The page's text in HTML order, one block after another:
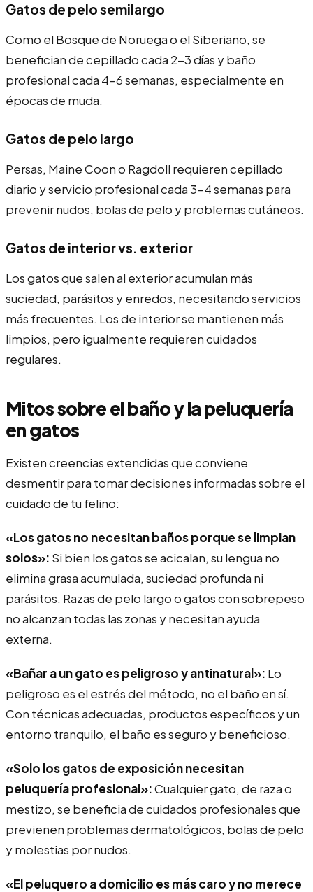
Gatos de pelo semilargo
Como el Bosque de Noruega o el Siberiano, se
benefician de cepillado cada 2-3 días y baño
profesional cada 4-6 semanas, especialmente en
épocas de muda.
Gatos de pelo largo
Persas, Maine Coon o Ragdoll requieren cepillado
diario y servicio profesional cada 3-4 semanas para
prevenir nudos, bolas de pelo y problemas cutáneos.
Gatos de interior vs. exterior
Los gatos que salen al exterior acumulan más
suciedad, parásitos y enredos, necesitando servicios
más frecuentes. Los de interior se mantienen más
limpios, pero igualmente requieren cuidados
regulares.
Mitos sobre el baño y la peluquería
en gatos
Existen creencias extendidas que conviene
desmentir para tomar decisiones informadas sobre el
cuidado de tu felino:
«Los gatos no necesitan baños porque se limpian
solos»: Si bien los gatos se acicalan, su lengua no
elimina grasa acumulada, suciedad profunda ni
parásitos. Razas de pelo largo o gatos con sobrepeso
no alcanzan todas las zonas y necesitan ayuda
externa.
«Bañar a un gato es peligroso y antinatural»: Lo
peligroso es el estrés del método, no el baño en sí.
Con técnicas adecuadas, productos específicos y un
entorno tranquilo, el baño es seguro y beneficioso.
«Solo los gatos de exposición necesitan
peluquería profesional»:Cualquier gato, de raza o
mestizo, se beneficia de cuidados profesionales que
previenen problemas dermatológicos, bolas de pelo
y molestias por nudos.
«El peluquero a domicilio es más caro y no merece